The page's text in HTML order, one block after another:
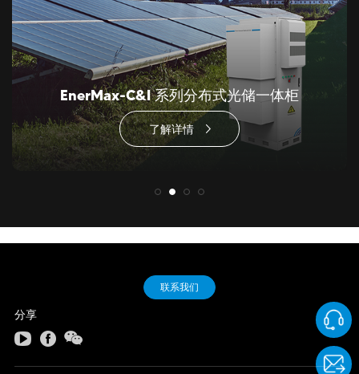
EnerMax-C&I 系列分布式光储一体柜
了解详情
联系我们
分享